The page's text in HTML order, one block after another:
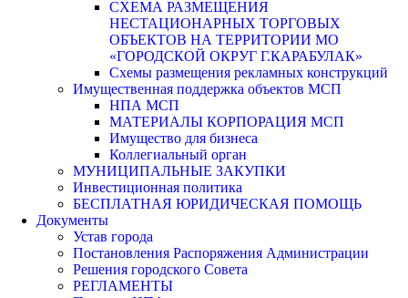
СХЕМА РАЗМЕЩЕНИЯ
НЕСТАЦИОНАРНЫХ ТОРГОВЫХ
ОБЪЕКТОВ НА ТЕРРИТОРИИ МО
«ГОРОДСКОЙ ОКРУГ Г.КАРАБУЛАК»
Схемы размещения рекламных конструкций
Имущественная поддержка объектов МСП
НПА МСП
МАТЕРИАЛЫ КОРПОРАЦИЯ МСП
Имущество для бизнеса
Коллегиальный орган
МУНИЦИПАЛЬНЫЕ ЗАКУПКИ
Инвестиционная политика
БЕСПЛАТНАЯ ЮРИДИЧЕСКАЯ ПОМОЩЬ
Документы
Устав города
Постановления Распоряжения Администрации
Решения городского Совета
РЕГЛАМЕНТЫ